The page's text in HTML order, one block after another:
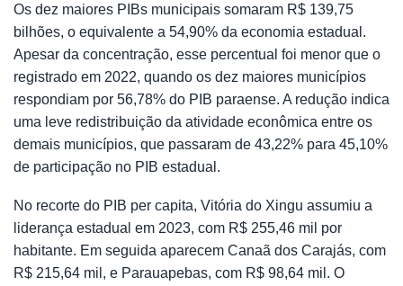
Os dez maiores PIBs municipais somaram R$ 139,75
bilhões, o equivalente a 54,90% da economia estadual.
Apesar da concentração, esse percentual foi menor que o
registrado em 2022, quando os dez maiores municípios
respondiam por 56,78% do PIB paraense. A redução indica
uma leve redistribuição da atividade econômica entre os
demais municípios, que passaram de 43,22% para 45,10%
de participação no PIB estadual.
No recorte do PIB per capita, Vitória do Xingu assumiu a
liderança estadual em 2023, com R$ 255,46 mil por
habitante. Em seguida aparecem Canaã dos Carajás, com
R$ 215,64 mil, e Parauapebas, com R$ 98,64 mil. O